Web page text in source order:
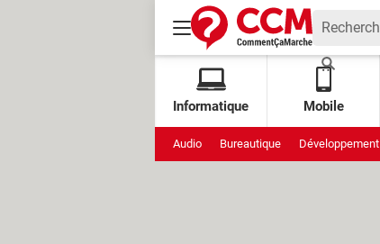
Informatique Mobile
Audio Bureautique Développement